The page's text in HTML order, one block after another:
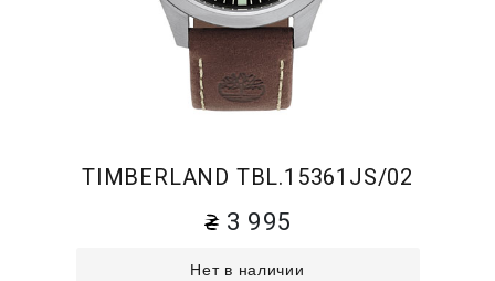
TIMBERLAND TBL.15361JS/02
3 995
Нет в наличии